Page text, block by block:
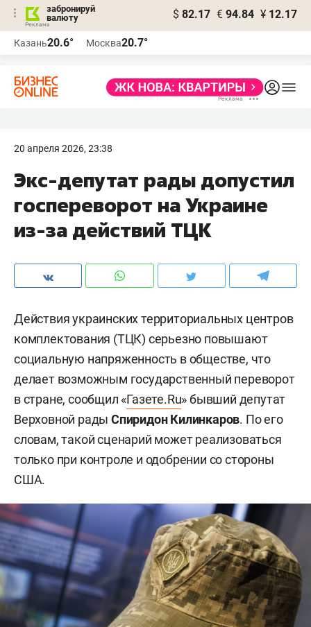
забронируй
валюту
$ 82.17 € 94.84 ¥ 12.17
Казань20.6° Москва20.7°
20 апреля 2026, 23:38
Экс-депутат рады допустил
госпереворот на Украине
из-за действий ТЦК
Действия украинских территориальных центров
комплектования (ТЦК) серьезно повышают
социальную напряженность в обществе, что
делает возможным государственный переворот
в стране, сообщил «Газете.Ru» бывший депутат
Верховной радыСпиридон Килинкаров. По его
словам, такой сценарий может реализоваться
только при контроле и одобрении со стороны
США.